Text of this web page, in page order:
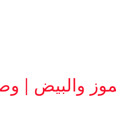
والبيض |